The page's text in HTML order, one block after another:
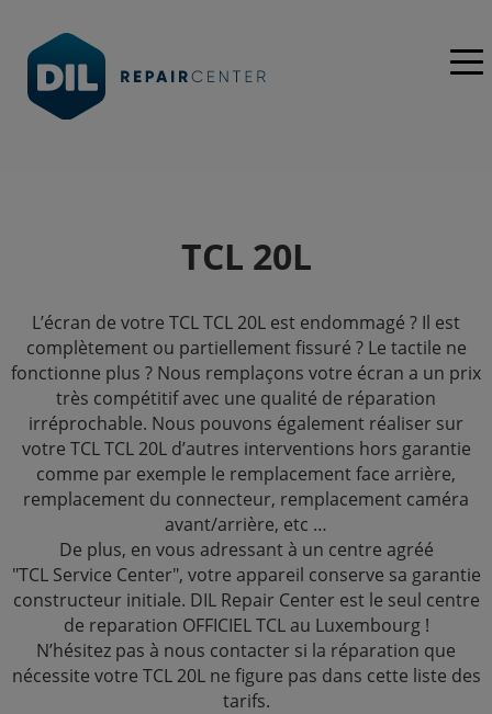
TCL 20L
L’écran de votre TCL TCL 20L est endommagé ? Il est
complètement ou partiellement fissuré ? Le tactile ne
fonctionne plus ? Nous remplaçons votre écran a un prix
très compétitif avec une qualité de réparation
irréprochable. Nous pouvons également réaliser sur
votre TCL TCL 20L d’autres interventions hors garantie
comme par exemple le remplacement face arrière,
remplacement du connecteur, remplacement caméra
avant/arrière, etc …
De plus, en vous adressant à un centre agréé
"TCL Service Center", votre appareil conserve sa garantie
constructeur initiale. DIL Repair Center est le seul centre
de reparation OFFICIEL TCL au Luxembourg !
N’hésitez pas à nous contacter si la réparation que
nécessite votre TCL 20L ne figure pas dans cette liste des
tarifs.